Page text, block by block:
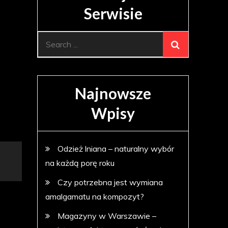
Serwisie
Najnowsze
Wpisy
Odzież lniana – naturalny wybór
na każdą porę roku
Czy potrzebna jest wymiana
amalgamatu na kompozyt?
Magazyny w Warszawie –